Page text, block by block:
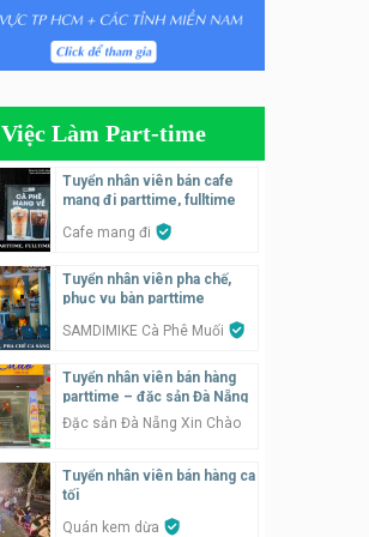
Tuyển nhân viên phụ quán ăn
– hỗ trợ ăn ở
parttime
GÀ GÔ FASTFOOD
parttime
Tuyển nhân viên pha chế
tiệm trà sữa
TRÀ SỮA THÁI LAN
Tuyển nhân viên tư vấn bán
hàng tiệm bánh ngọt
Tiệm bánh ngọt
Việc Làm Part-time
Tuyển nhân viên bán cafe
mang đi parttime, fulltime
Cafe mang đi
Tuyển nhân viên pha chế,
phục vụ bàn parttime
SAMDIMIKE Cà Phê Muối
Tuyển nhân viên bán hàng
parttime – đặc sản Đà Nẵng
Đặc sản Đà Nẵng Xin Chào
Tuyển nhân viên bán hàng ca
tối
Quán kem dừa